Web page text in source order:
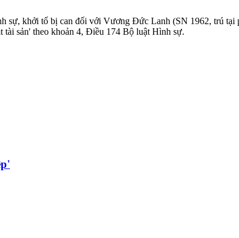
sự, khởi tố bị can đối với Vương Đức Lanh (SN 1962, trú
sản' theo khoản 4, Điều 174 Bộ luật Hình sự.